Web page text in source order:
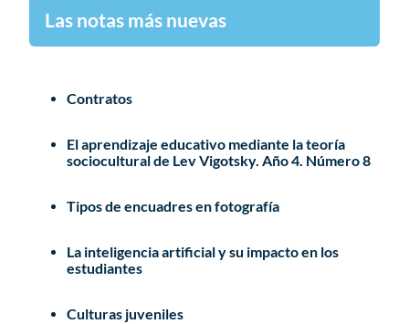
Las notas más nuevas
Contratos
El aprendizaje educativo mediante la teoría
sociocultural de Lev Vigotsky. Año 4. Número 8
Tipos de encuadres en fotografía
La inteligencia artificial y su impacto en los
estudiantes
Culturas juveniles